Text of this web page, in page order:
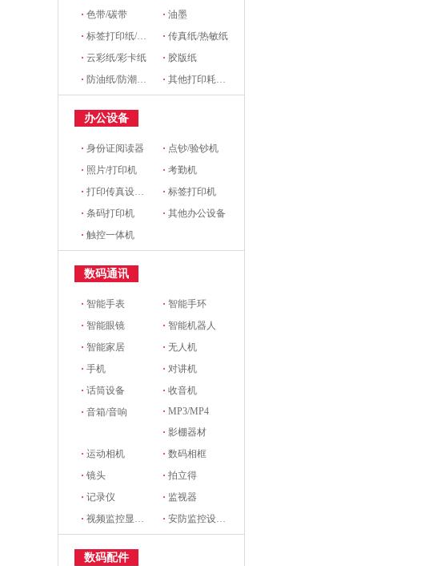
·色带/碳带 ·油墨
·标签打印纸/条码纸/收银纸 ·传真纸/热敏纸
·云彩纸/彩卡纸 · 胶版纸
· 防油纸/防潮纸/淋膜纸/硅油纸 ·其他打印耗材及附件
办公设备
·身份证阅读器 · 点钞/验钞机
· 照片/打印机 ·考勤机
·打印传真设备配件 ·标签打印机
·条码打印机 ·其他办公设备
·触控一体机
数码通讯
·智能手表 ·智能手环
·智能眼镜 ·智能机器人
·智能家居 ·无人机
·手机 ·对讲机
·话筒设备 ·收音机
·音箱/音响 ·MP3/MP4
·影棚器材
·运动相机 ·数码相框
·镜头 ·拍立得
·记录仪 · 监视器
·视频监控显示设备及配件 ·安防监控设备及配件
数码配件